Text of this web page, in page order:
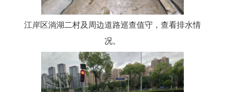
江岸区淌湖二村及周边道路巡查值守，查看排水情
况。